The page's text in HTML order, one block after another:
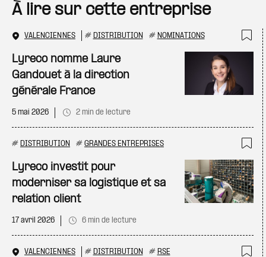
À lire sur cette entreprise
VALENCIENNES # DISTRIBUTION # NOMINATIONS
Lyreco nomme Laure
Gandouet à la direction
générale France
5 mai 2026 2 min de lecture
# DISTRIBUTION # GRANDES ENTREPRISES
Lyreco investit pour
moderniser sa logistique et sa
relation client
17 avril 2026 6 min de lecture
VALENCIENNES # DISTRIBUTION # RSE